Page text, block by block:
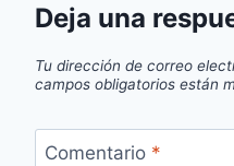
Deja una
Tu dirección de correo
campos obligatorios están
Comentario *